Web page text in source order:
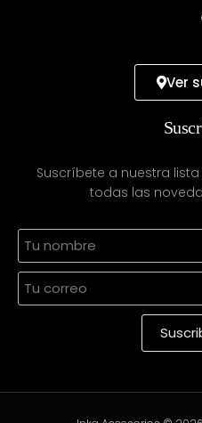
Ver
Suscríbete a nuestra
todas las